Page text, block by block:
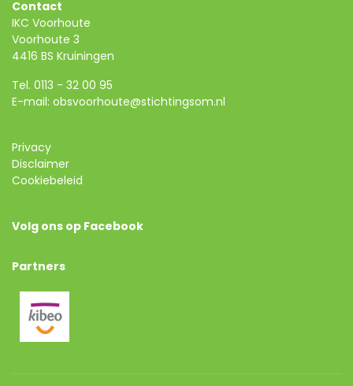
Contact
IKC Voorhoute
Voorhoute 3
4416 BS Kruiningen
Tel. 0113 - 32 00 95
E-mail: obsvoorhoute@stichtingsom.nl
Privacy
Disclaimer
Cookiebeleid
Volg ons op Facebook
Partners